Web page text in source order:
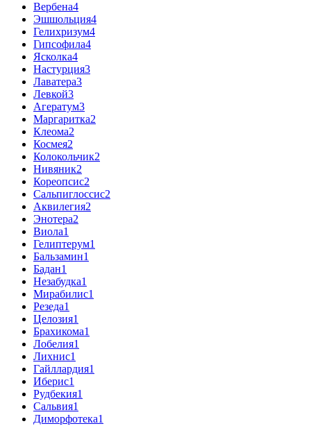
Вербена4
Эшшольция4
Гелихризум4
Гипсофила4
Ясколка4
Настурция3
Лаватера3
Левкой3
Агератум3
Маргаритка2
Клеома2
Космея2
Колокольчик2
Нивяник2
Кореопсис2
Сальпиглоссис2
Аквилегия2
Энотера2
Виола1
Гелиптерум1
Бальзамин1
Бадан1
Незабудка1
Мирабилис1
Резеда1
Целозия1
Брахикома1
Лобелия1
Лихнис1
Гайллардия1
Иберис1
Рудбекия1
Сальвия1
Диморфотека1